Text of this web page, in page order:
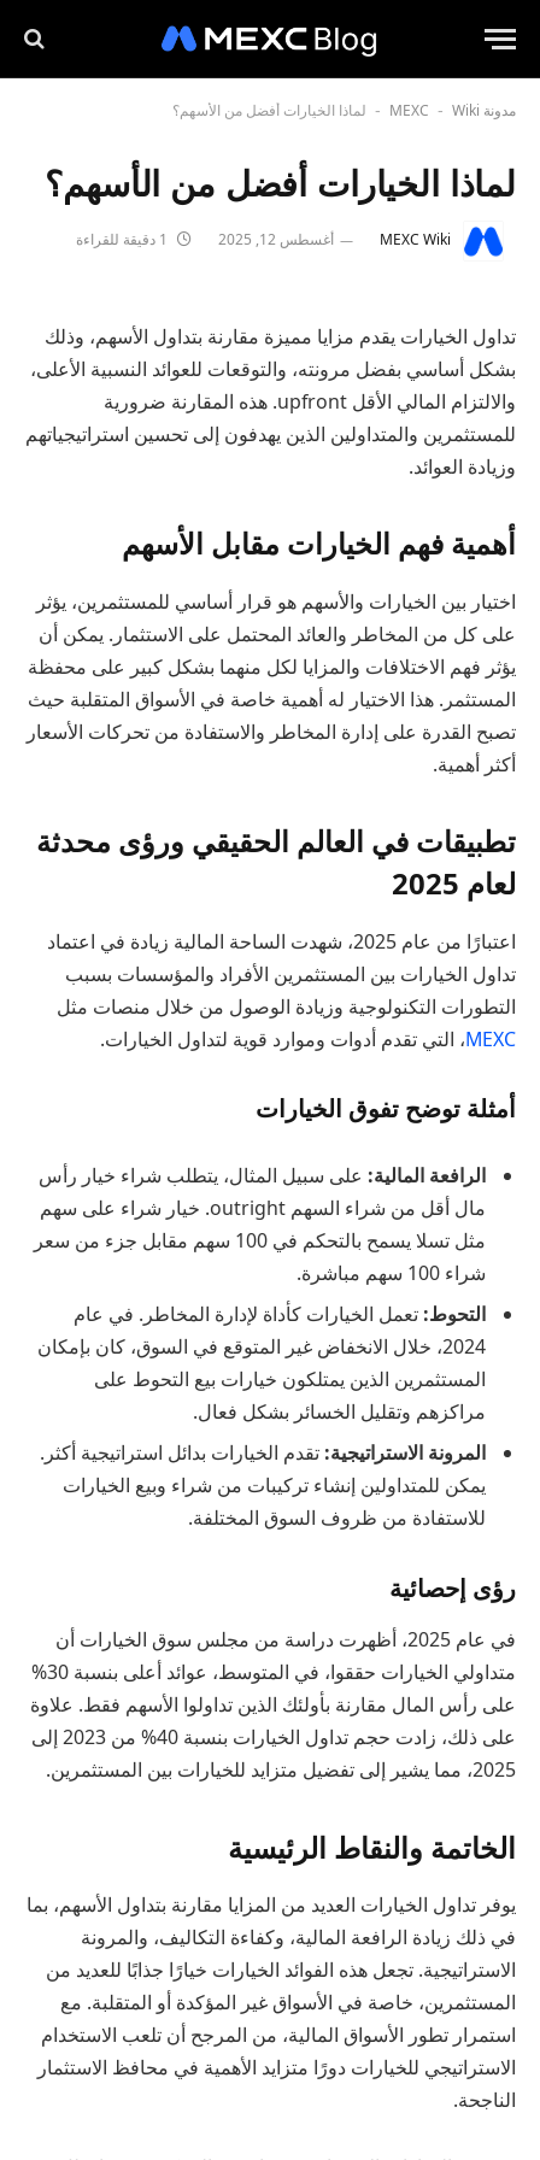
مدونة MEXC - Wiki
- لماذا الخيارات أفضل من الأسهم؟
لماذا الخيارات أفضل من الأسهم؟
MEXC Wiki أغسطس 12, 2025
تداول الخيارات يقدم مزايا مميزة مقارنة بتداول الأسهم، وذلك
بشكل أساسي بفضل مرونته، والتوقعات للعوائد النسبية الأعلى،
والالتزام المالي الأقل upfront. هذه المقارنة ضرورية
للمستثمرين والمتداولين الذين يهدفون إلى تحسين استراتيجياتهم
وزيادة العوائد.
أهمية فهم الخيارات مقابل الأسهم
اختيار بين الخيارات والأسهم هو قرار أساسي للمستثمرين، يؤثر
على كل من المخاطر والعائد المحتمل على الاستثمار. يمكن أن
يؤثر فهم الاختلافات والمزايا لكل منهما بشكل كبير على محفظة
المستثمر. هذا الاختيار له أهمية خاصة في الأسواق المتقلبة حيث
تصبح القدرة على إدارة المخاطر والاستفادة من تحركات الأسعار
أكثر أهمية.
تطبيقات في العالم الحقيقي ورؤى محدثة
لعام 2025
اعتبارًا من عام 2025، شهدت الساحة المالية زيادة في اعتماد
تداول الخيارات بين المستثمرين الأفراد والمؤسسات بسبب
التطورات التكنولوجية وزيادة الوصول من خلال منصات مثل
MEXC، التي تقدم أدوات وموارد قوية لتداول الخيارات.
أمثلة توضح تفوق الخيارات
الرافعة المالية: على سبيل المثال، يتطلب شراء خيار رأس
مال أقل من شراء السهم outright. خيار شراء على سهم
مثل تسلا يسمح بالتحكم في 100 سهم مقابل جزء من سعر
شراء 100 سهم مباشرة.
التحوط: تعمل الخيارات كأداة لإدارة المخاطر. في عام
2024، خلال الانخفاض غير المتوقع في السوق، كان بإمكان
المستثمرين الذين يمتلكون خيارات بيع التحوط على
مراكزهم وتقليل الخسائر بشكل فعال.
المرونة الاستراتيجية: تقدم الخيارات بدائل استراتيجية أكثر.
يمكن للمتداولين إنشاء تركيبات من شراء وبيع الخيارات
للاستفادة من ظروف السوق المختلفة.
رؤى إحصائية
في عام 2025، أظهرت دراسة من مجلس سوق الخيارات أن
متداولي الخيارات حققوا، في المتوسط، عوائد أعلى بنسبة 30%
على رأس المال مقارنة بأولئك الذين تداولوا الأسهم فقط. علاوة
على ذلك، زادت حجم تداول الخيارات بنسبة 40% من 2023 إلى
2025، مما يشير إلى تفضيل متزايد للخيارات بين المستثمرين.
الخاتمة والنقاط الرئيسية
يوفر تداول الخيارات العديد من المزايا مقارنة بتداول الأسهم، بما
في ذلك زيادة الرافعة المالية، وكفاءة التكاليف، والمرونة
الاستراتيجية. تجعل هذه الفوائد الخيارات خيارًا جذابًا للعديد من
المستثمرين، خاصة في الأسواق غير المؤكدة أو المتقلبة. مع
استمرار تطور الأسواق المالية، من المرجح أن تلعب الاستخدام
الاستراتيجي للخيارات دورًا متزايد الأهمية في محافظ الاستثمار
الناجحة.